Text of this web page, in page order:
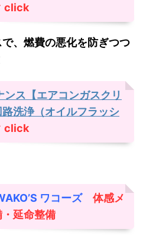
click
、燃費の悪化を防ぎつつ
ス【エアコンガスクリ
洗浄（オイルフラッシ
click
ワコーズ 体感メ
延命整備